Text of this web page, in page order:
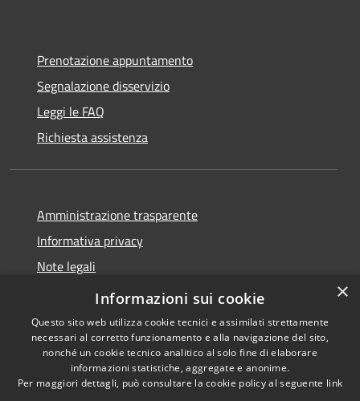
Prenotazione appuntamento
Segnalazione disservizio
Leggi le FAQ
Richiesta assistenza
Amministrazione trasparente
Informativa privacy
Note legali
Dichiarazione di accessibilità
Accessibilità
Copyright © 2026 • Città di
Erice • Powered by
×
Informazioni sui cookie
Questo sito web utilizza cookie tecnici e assimilati strettamente
necessari al corretto funzionamento e alla navigazione del sito,
nonché un cookie tecnico analitico al solo fine di elaborare
informazioni statistiche, aggregate e anonime.
Per maggiori dettagli, può consultare la cookie policy al seguente link